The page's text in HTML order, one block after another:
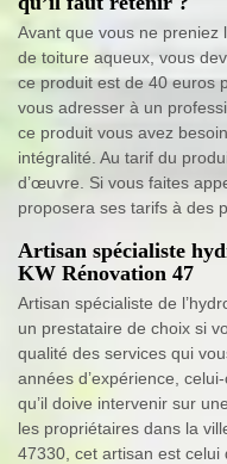
Avant que vous ne preniez
de toiture aqueux, vous
ce produit est de 40 euros
vous adresser à un
ce produit vous avez
intégralité. Au tarif du
d’œuvre. Si vous faites
proposera ses tarifs à des
Artisan spécialiste
KW Rénovation 47
Artisan spécialiste de
un prestataire de choix si
qualité des services qui
années d’expérience,
qu’il doive intervenir sur
les propriétaires dans la
47330, cet artisan est